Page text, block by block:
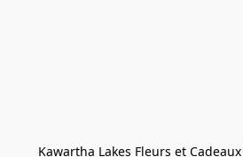
Kawartha Lakes Fleurs et